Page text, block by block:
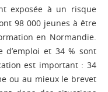
exposée à un risque
98 000 jeunes à être
en Normandie.
d’emploi et 34 % sont
est important : 34
ou au mieux le brevet